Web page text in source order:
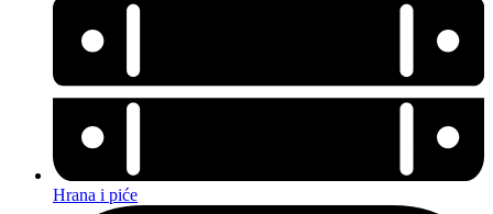
Hrana i piće